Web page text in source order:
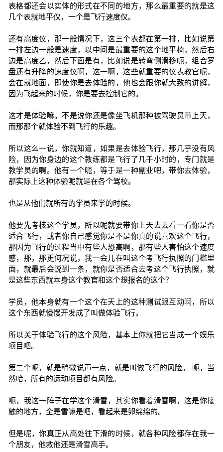
表格都还会以实体的形式在不同的地方，那么最重要的就是这
几个表就地平仪，一个是飞行速度仪。
还有高度仪，那一般情况下，这三个表都在第一排，比如说第
一排左边一般是速度，以中间是最重要的这个地平椅，然后右
边是高度乙，然后下面是有，比如说是转弯侧滑移呃，组合罗
盘还有升降的速度仪啊，这一啊，这些就重要的仪表教官呢，
会在就地面，即使你是去体验的，他也会跟你就大致的讲解，
因为飞起来的时候，你是要去控制它的。
这才是体验嘛。不是说你还是像坐飞机那种被驾驶员带上天，
而那那个就体验不到飞行的乐趣。
所以这么一说，你就知道，如果是去体验飞行，那几乎没有风
险，因为你身边的这个教练都是飞行了几千小时的，专门就是
教学员的啊。他有一个呃，等于是一种副业吧，带你去体验，
那实际上这种体验呢就是在各个驾校。
也是从他们就所有的学员来学的时候。
他要先考核这个学员，所以呢就要带你上天去去看一看你是否
适合飞行，或者你自己感觉你是不是你真的说喜欢这个飞行，
那因为飞行的过程当中有些人恐高啊，那有些人害怕这个速度
感，那，那更何况说，我一会儿在叫这个考飞行执照的门槛里
面，就最后会说到一条，就你是否适合去考这个飞行执照，就
是这些东西就本身这个教官和这个想报名的这个？
学员，他本身就有一个这个在天上的这种测试跟互动啊，所以
这个东西就慢慢开发成了叫做体验飞行。
所以关于体验飞行的这个风险，基本上你就把它当成一个娱乐
项目吧。
第二个呢，就是稍微说声一点，就是叫做飞行的风险。 呃，当
然哈，所有的运动项目都有风险。
呃，我这一阵子在学这个滑雪，其实你看着滑雪啊，这是你接
触的地方，全是雪嘛是吧，看起来是卵绵绵的。
但是呢，你真正从高处往下滑的时候，就各种风险都存在我一
个朋友，他救他还是滑雪高手。